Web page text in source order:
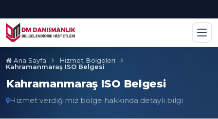
Ana Sayfa
Hizmet Bölgeleri
Kahramanmaraş ISO Belgesi
Kahramanmaraş ISO Belgesi
Hizmet verdiğimiz bölge hakkında detaylı bilgi